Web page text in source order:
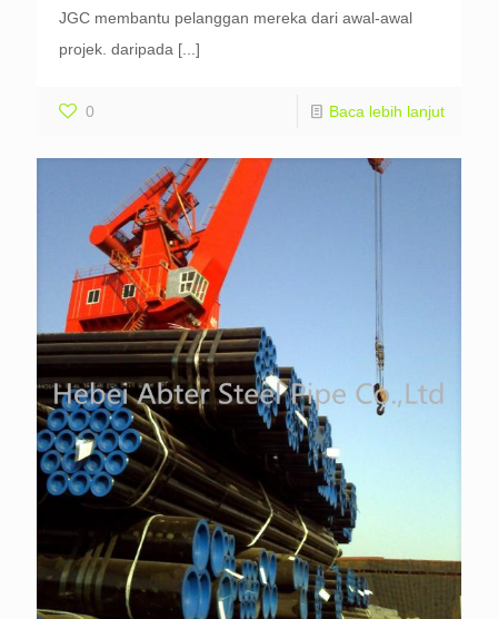
JGC membantu pelanggan mereka dari awal-awal
projek. daripada [...]
0 Baca lebih lanjut